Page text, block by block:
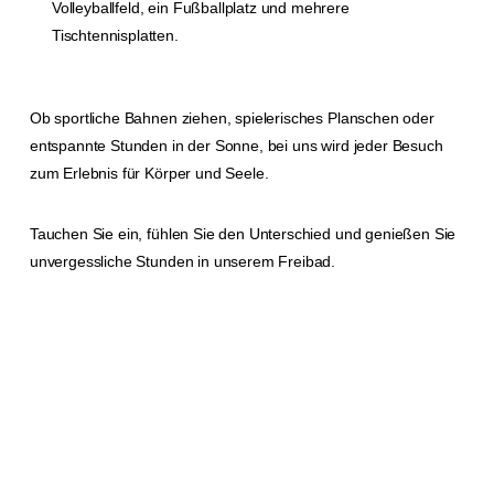
Volleyballfeld, ein Fußballplatz und mehrere
Tischtennisplatten.
Ob sportliche Bahnen ziehen, spielerisches Planschen oder
entspannte Stunden in der Sonne, bei uns wird jeder Besuch
zum Erlebnis für Körper und Seele.
Tauchen Sie ein, fühlen Sie den Unterschied und genießen Sie
unvergessliche Stunden in unserem Freibad.